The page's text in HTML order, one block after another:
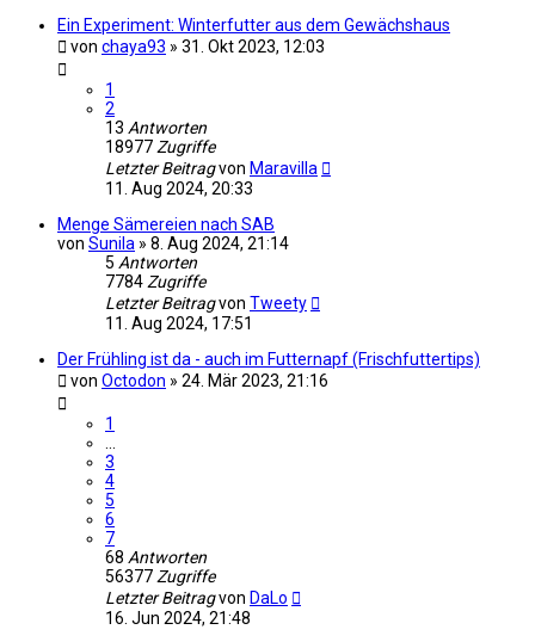
Ein Experiment: Winterfutter aus dem Gewächshaus
von chaya93 » 31. Okt 2023, 12:03
1
2
13 Antworten
18977 Zugriffe
Letzter Beitragvon Maravilla
11. Aug 2024, 20:33
Menge Sämereien nach SAB
von Sunila » 8. Aug 2024, 21:14
5 Antworten
7784 Zugriffe
Letzter Beitragvon Tweety
11. Aug 2024, 17:51
Der Frühling ist da - auch im Futternapf (Frischfuttertips)
von Octodon » 24. Mär 2023, 21:16
1
3
4
5
6
7
68 Antworten
56377 Zugriffe
Letzter Beitragvon DaLo
16. Jun 2024, 21:48